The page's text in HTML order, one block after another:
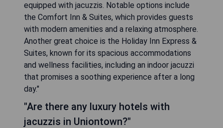
equipped with jacuzzis. Notable options include
the Comfort Inn & Suites, which provides guests
with modern amenities and a relaxing atmosphere.
Another great choice is the Holiday Inn Express &
Suites, known for its spacious accommodations
and wellness facilities, including an indoor jacuzzi
that promises a soothing experience after a long
day."
"Are there any luxury hotels with
jacuzzis in Uniontown?"